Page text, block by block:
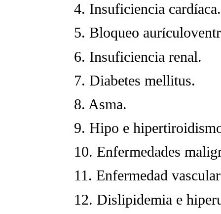
4. Insuficiencia cardíaca.
5. Bloqueo
6. Insuficiencia renal.
7. Diabetes mellitus.
8. Asma.
9. Hipo e
10. Enfermedades
11. Enfermedad
12. Dislipidemia e